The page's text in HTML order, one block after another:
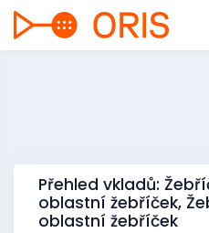
Přehled vkladů:
oblastní žebříček,
oblastní žebříček